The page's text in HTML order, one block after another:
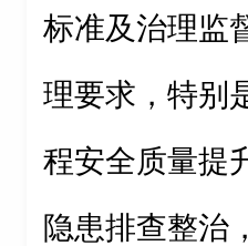
标准及治理监
理要求，特别
程安全质量提
隐患排查整治